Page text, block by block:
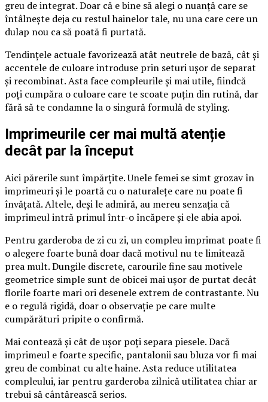
greu de integrat. Doar că e bine să alegi o nuanță care se
întâlnește deja cu restul hainelor tale, nu una care cere un
dulap nou ca să poată fi purtată.
Tendințele actuale favorizează atât neutrele de bază, cât și
accentele de culoare introduse prin seturi ușor de separat
și recombinat. Asta face compleurile și mai utile, fiindcă
poți cumpăra o culoare care te scoate puțin din rutină, dar
fără să te condamne la o singură formulă de styling.
Imprimeurile cer mai multă atenție
decât par la început
Aici părerile sunt împărțite. Unele femei se simt grozav în
imprimeuri și le poartă cu o naturalețe care nu poate fi
învățată. Altele, deși le admiră, au mereu senzația că
imprimeul intră primul într-o încăpere și ele abia apoi.
Pentru garderoba de zi cu zi, un compleu imprimat poate fi
o alegere foarte bună doar dacă motivul nu te limitează
prea mult. Dungile discrete, carourile fine sau motivele
geometrice simple sunt de obicei mai ușor de purtat decât
florile foarte mari ori desenele extrem de contrastante. Nu
e o regulă rigidă, doar o observație pe care multe
cumpărături pripite o confirmă.
Mai contează și cât de ușor poți separa piesele. Dacă
imprimeul e foarte specific, pantalonii sau bluza vor fi mai
greu de combinat cu alte haine. Asta reduce utilitatea
compleului, iar pentru garderoba zilnică utilitatea chiar ar
trebui să cântărească serios.